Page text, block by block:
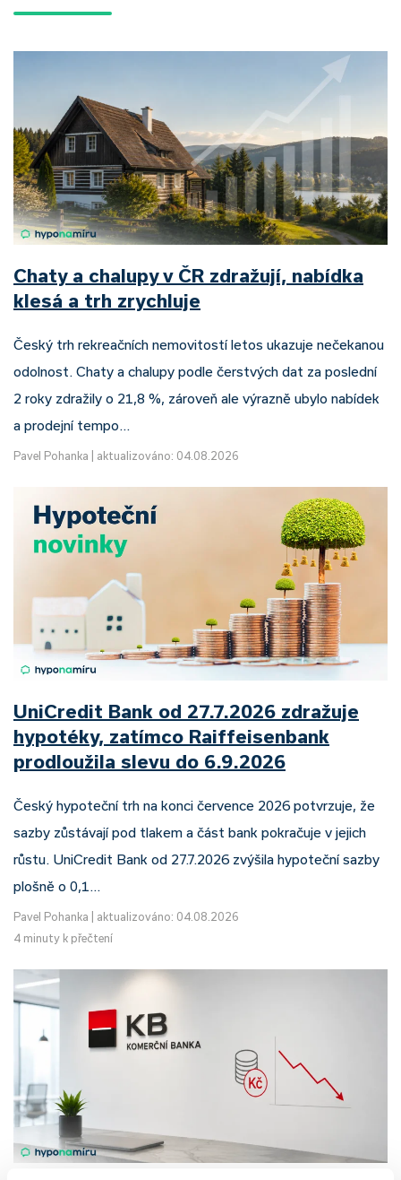
Chaty a chalupy v ČR zdražují, nabídka
klesá a trh zrychluje
Český trh rekreačních nemovitostí letos ukazuje nečekanou
odolnost. Chaty a chalupy podle čerstvých dat za poslední
2 roky zdražily o 21,8 %, zároveň ale výrazně ubylo nabídek
a prodejní tempo…
Pavel Pohanka aktualizováno: 04.08.2026
UniCredit Bank od 27.7.2026 zdražuje
hypotéky, zatímco Raiffeisenbank
prodloužila slevu do 6.9.2026
Český hypoteční trh na konci července 2026 potvrzuje, že
sazby zůstávají pod tlakem a část bank pokračuje v jejich
růstu. UniCredit Bank od 27.7.2026 zvýšila hypoteční sazby
plošně o 0,1…
Pavel Pohanka
aktualizováno: 04.08.2026
4 minuty k přečtení